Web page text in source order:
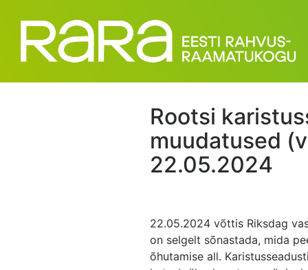
Rootsi
muudatused
22.05.2024
22.05.2024 võttis Riksdag
on selgelt sõnastada, mida
õhutamise all.